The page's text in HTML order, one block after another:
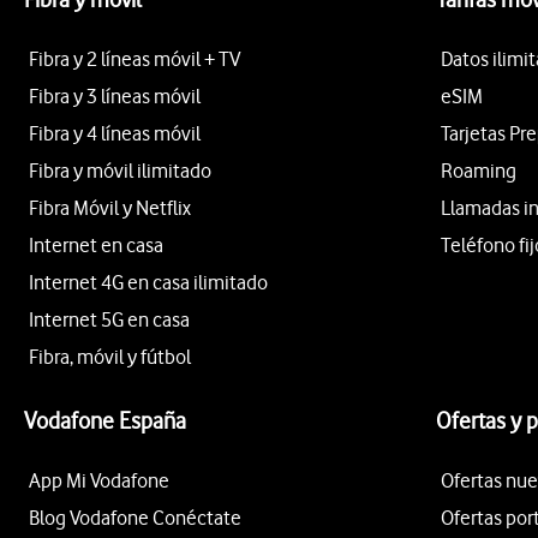
Fibra y 2 líneas móvil + TV
Fibra y 3 líneas móvil
Fibra y 4 líneas móvil
Fibra y móvil ilimitado
Fibra Móvil y Netflix
Internet en casa
Internet 4G en casa ilimitado
Internet 5G en casa
Fibra, móvil y fútbol
Datos
eSIM
Tarjetas
Roaming
Llamadas
Teléfono
Vodafone España
App Mi Vodafone
Blog Vodafone Conéctate
Ofertas y
Ofertas
Ofertas